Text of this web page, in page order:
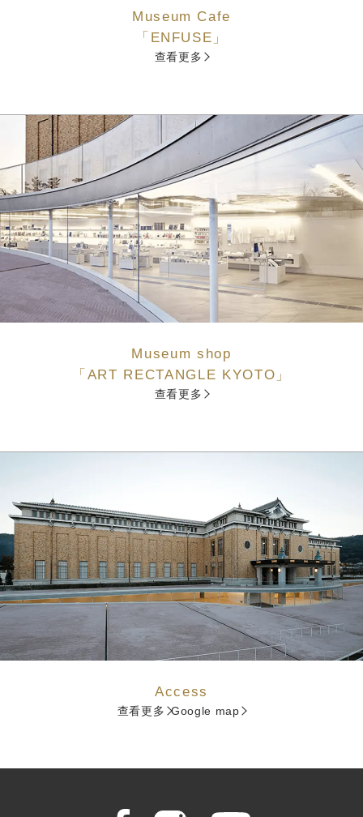
Museum Cafe
「ENFUSE」
查看更多
Museum shop
「ART RECTANGLE KYOTO」
查看更多
Access
查看更多 Google map